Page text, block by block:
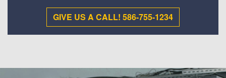
GIVE US A CALL! 586-755-1234